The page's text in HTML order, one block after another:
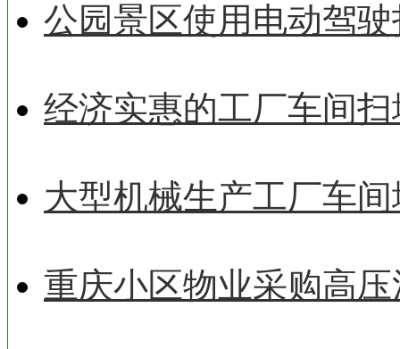
公园景区使用电动驾
经济实惠的工厂车间
大型机械生产工厂车
重庆小区物业采购高